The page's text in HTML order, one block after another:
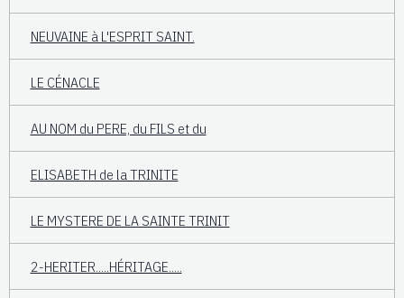
NEUVAINE à L'ESPRIT SAINT.
LE CÉNACLE
AU NOM du PERE, du FILS et du
ELISABETH de la TRINITE
LE MYSTERE DE LA SAINTE TRINIT
2-HERITER.....HÉRITAGE.....